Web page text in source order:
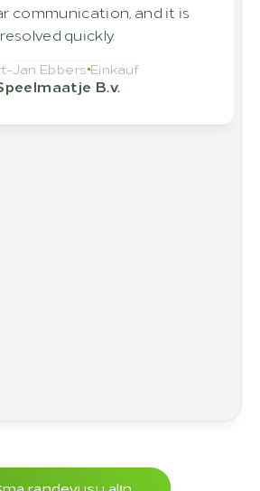
communication, and it is
resolved quickly.
Jan Ebbers Einkauf
B.v.
randevusu alın